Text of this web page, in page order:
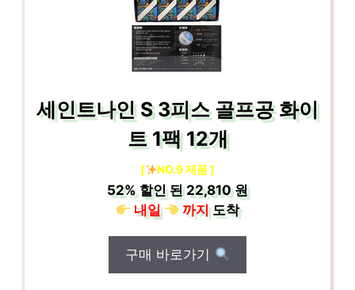
세인트나인 S 3피스 골프공 화이
트 1팩 12개
[ NO.9 제품 ]
52%할인 된22,810 원
내일
까지도착
구매 바로가기